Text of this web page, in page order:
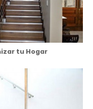
tu Hogar